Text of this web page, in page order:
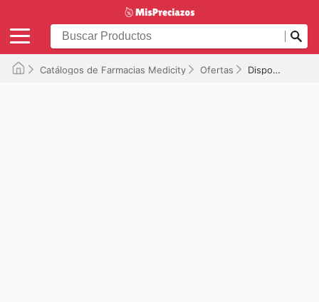
Catálogos de Farmacias Medicity Ofertas Disponible hasta el 16/07/2026